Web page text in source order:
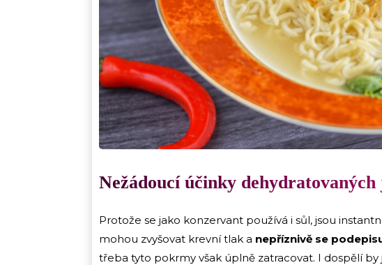
Nežádoucí účinky dehydratovaných
Protože se jako konzervant používá i sůl, jsou
mohou zvyšovat krevní tlak a nepříznivě se
třeba tyto pokrmy však úplně zatracovat. I dospělí